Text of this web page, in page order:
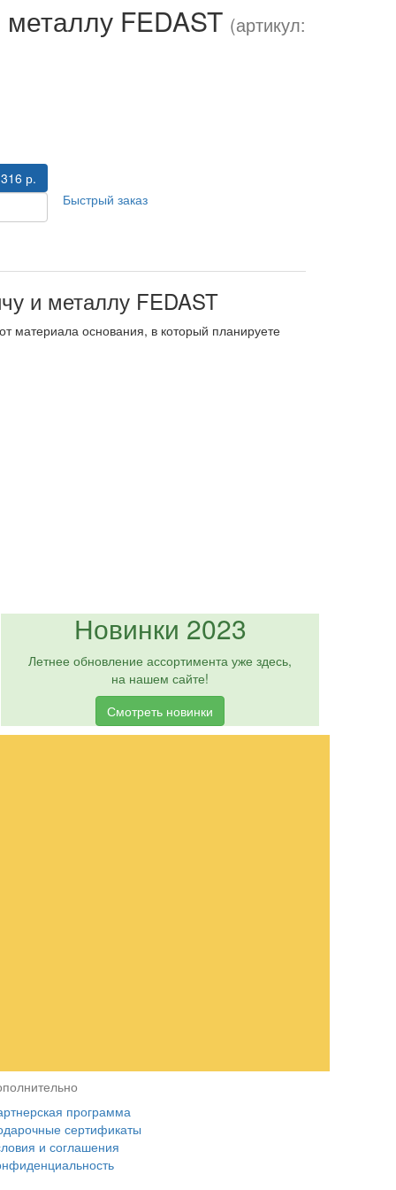
FEDAST (артикул:
р.
Быстрый заказ
и металлу FEDAST
материала основания, в который планируете
Новинки 2023
Летнее обновление ассортимента уже здесь,
на нашем сайте!
Смотреть новинки
программа
сертификаты
и соглашения